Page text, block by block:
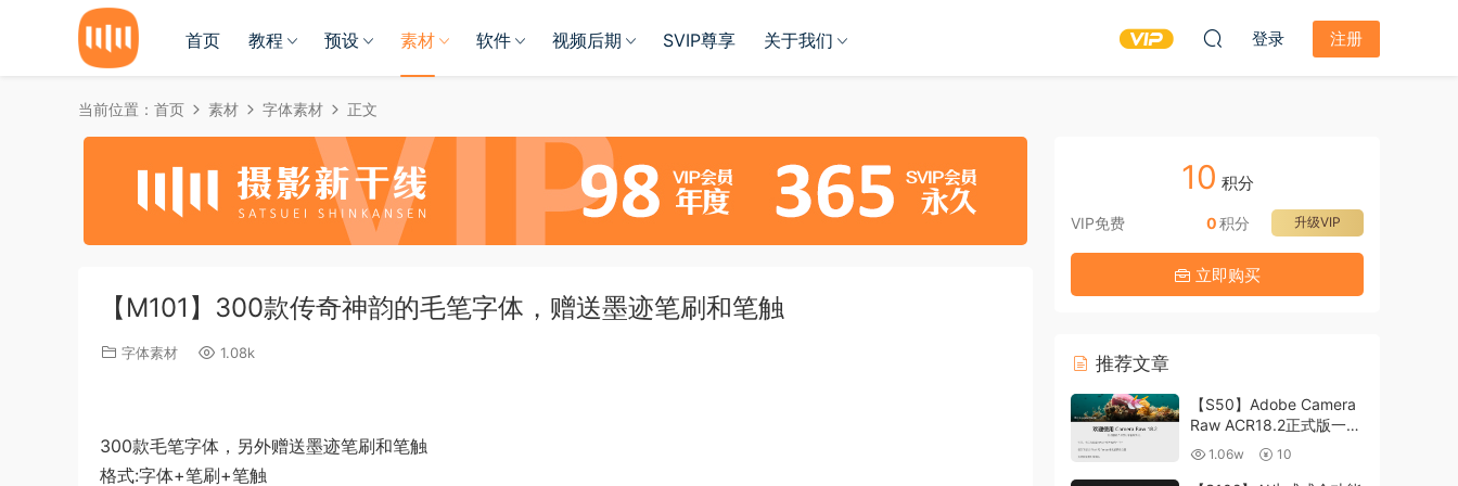
首页 教程 预设 素材 软件 视频后期 SVIP尊享 关于我们 登录 注册
当前位置： 首页 素材 字体素材 正文
【M101】300款传奇神韵的毛笔字体，赠送墨迹笔刷和笔触
字体素材 1.08k
300款毛笔字体，另外赠送墨迹笔刷和笔触
格式:字体+笔刷+笔触
10 积分
VIP免费 升级VIP
0积分
立即购买
推荐文章
【S50】Adobe Camera
Raw ACR18.2正式版一键
升级包 ACR最新升级包
支持WIN和MAC
1.06w 10